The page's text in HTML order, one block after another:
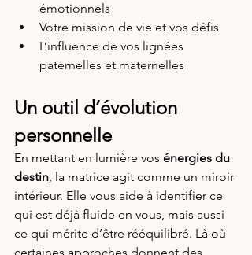
émotionnels
Votre mission de vie et vos défis
L’influence de vos lignées
paternelles et maternelles
Un outil d’évolution
personnelle
En mettant en lumière vos énergies du
destin, la matrice agit comme un miroir
intérieur. Elle vous aide à identifier ce
qui est déjà fluide en vous, mais aussi
ce qui mérite d’être rééquilibré. Là où